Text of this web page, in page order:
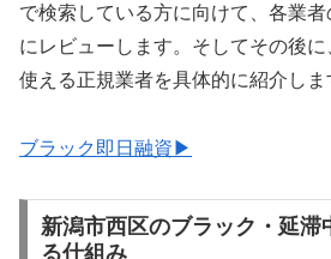
で検索している方に向けて、各業
にレビューします。そしてその後
使える正規業者を具体的に紹介しま
ブラック即日融資▶
新潟市西区のブラック・延滞
る仕組み